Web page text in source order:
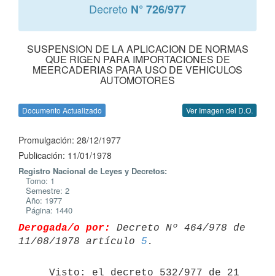
Decreto N° 726/977
SUSPENSION DE LA APLICACION DE NORMAS
QUE RIGEN PARA IMPORTACIONES DE
MEERCADERIAS PARA USO DE VEHICULOS
AUTOMOTORES
Documento Actualizado Ver Imagen del D.O.
Promulgación: 28/12/1977
Publicación: 11/01/1978
Registro Nacional de Leyes y Decretos:
Tomo: 1
Semestre: 2
Año: 1977
Página: 1440
Derogada/o por:
Decreto Nº 464/978 de
11/08/1978 artículo 5